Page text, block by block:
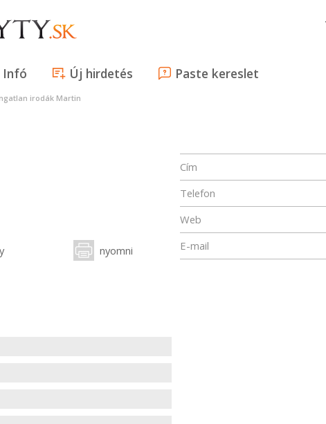
Infó Új hirdetés Paste kereslet
irodák Martin
nyomni
Cím
Telefon
Web
E-mail